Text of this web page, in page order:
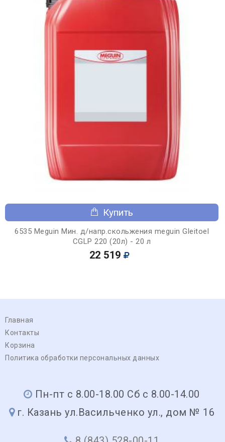
Купить
6535 Meguin Мин. д/напр.скольжения meguin Gleitoel
CGLP 220 (20л) - 20 л
22 519
Главная
Контакты
Корзина
Политика обработки персональных данных
Пн-пт с 8.00-18.00 Сб с 8.00-14.00
г. Казань ул.Васильченко ул., дом № 16